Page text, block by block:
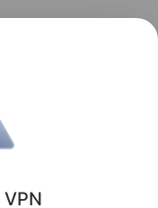
российские ученые
Поделиться
VPN